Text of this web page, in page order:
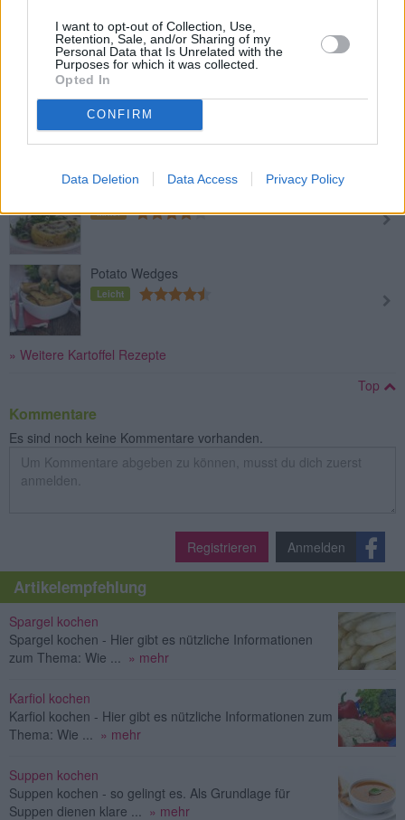
I want to opt-out of Collection, Use,
Retention, Sale, and/or Sharing of my
Personal Data that Is Unrelated with the
Purposes for which it was collected.
Opted In
CONFIRM
Data Deletion Data Access Privacy Policy
Kartoffel-Suppe
Leicht
Gefüllte Kartoffeltaschen
Leicht
Kartoffelrolle gefüllt mit Pilzen
Mittel
Potato Wedges
Leicht
» Weitere Kartoffel Rezepte
Top
Kommentare
Es sind noch keine Kommentare vorhanden.
Registrieren Anmelden
Artikelempfehlung
Spargel kochen
Spargel kochen - Hier gibt es nützliche Informationen
zum Thema: Wie ...
» mehr
Karfiol kochen
Karfiol kochen - Hier gibt es nützliche Informationen zum
Thema: Wie ...
» mehr
Suppen kochen
Suppen kochen - so gelingt es. Als Grundlage für
Suppen dienen klare ...
» mehr